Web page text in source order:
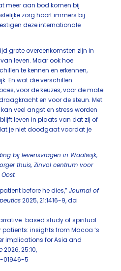
meer aan bod komen bij
zorg hoort immers bij
deze internationale
grote overeenkomsten zijn in
leven. Maar ook hoe
te kennen en erkennen,
En wat die verschillen
voor de keuzes, voor de mate
en voor de steun. Met
veel angst en stress worden
leven in plaats van dat zij of
je niet doodgaat voordat je
bij levensvragen in Waalwijk,
thuis, Zinvol centrum voor
before he dies,” Journal of
2025, 21:1416-9, doi
based study of spiritual
insights from Macoa ‘s
implications for Asia and
2026, 25:10,
01946-5